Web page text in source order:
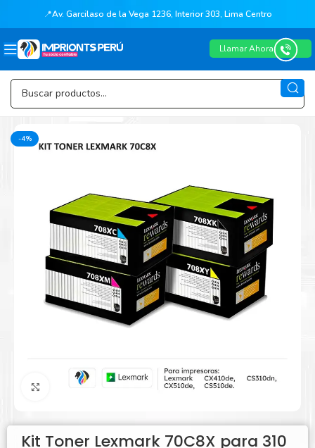
📍Av. Garcilaso de la Vega 1236, Interior 303, Lima Centro
Llamar Ahora
-4%
Agrandar
Kit Toner Lexmark 70C8X para 310